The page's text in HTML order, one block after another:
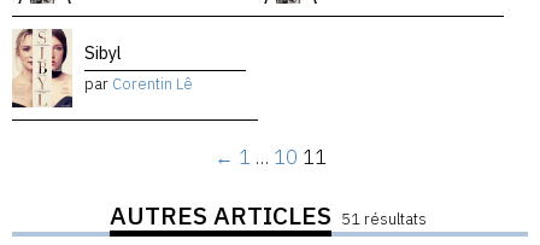
Sibyl
par Corentin Lê
← 1 … 10 11
AUTRES ARTICLES 51 résultats